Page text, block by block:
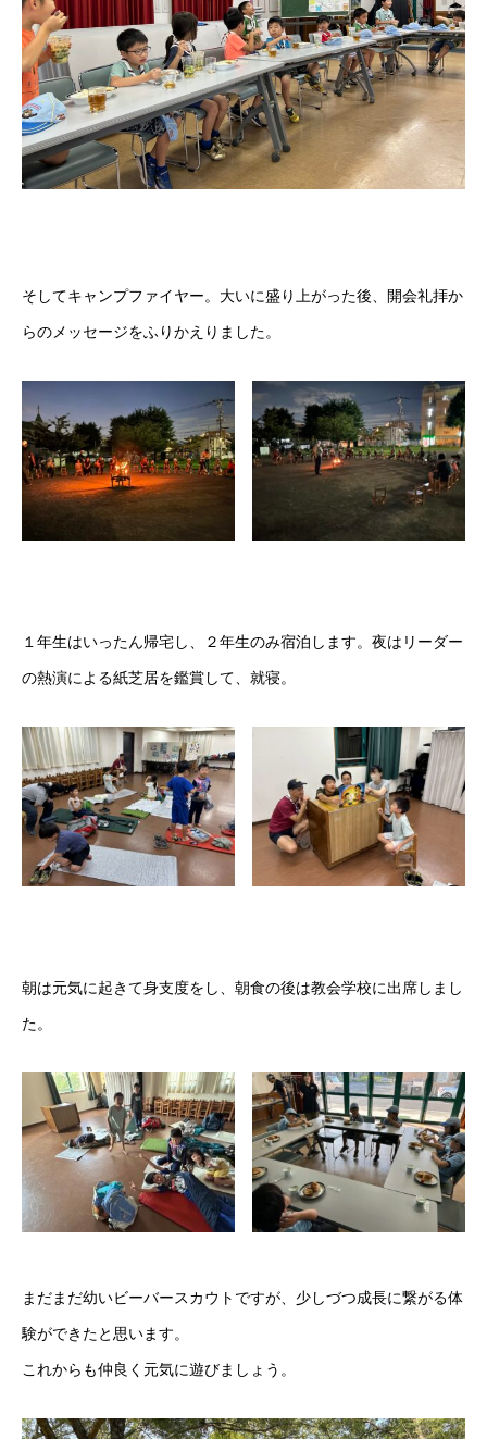
そしてキャンプファイヤー。大いに盛り上がった後、開会礼拝か
らのメッセージをふりかえりました。
１年生はいったん帰宅し、２年生のみ宿泊します。夜はリーダー
の熱演による紙芝居を鑑賞して、就寝。
朝は元気に起きて身支度をし、朝食の後は教会学校に出席しまし
た。
まだまだ幼いビーバースカウトですが、少しづつ成長に繋がる体
験ができたと思います。
これからも仲良く元気に遊びましょう。